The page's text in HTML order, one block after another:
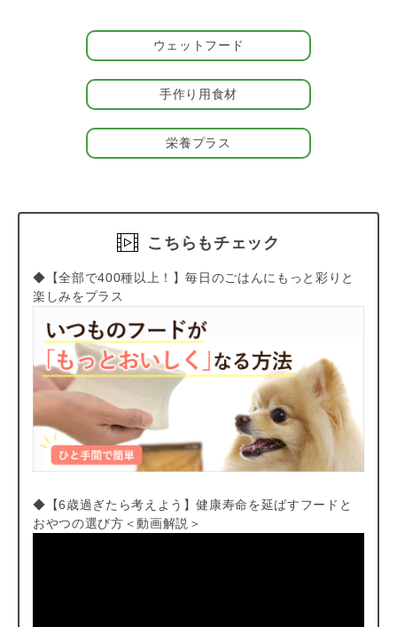
ヘルマンで、パートナーの食事の時間をもっと、楽しく。
生産国ドイツの犬猫たちは毎日いろいろな食材で栄養バランスの
良い食事を楽しんでいます。ヘルマンはドイツの厳しい基準をク
リアしたビオフード*。ドイツの犬猫たちが夢中になって食べる
ごちそうを、あなたのパートナーにも。
ウェットフード
手作り用食材
栄養プラス
こちらもチェック
◆【全部で400種以上！】毎日のごはんにもっと彩りと
楽しみをプラス
◆【6歳過ぎたら考えよう】健康寿命を延ばすフードと
おやつの選び方＜動画解説＞